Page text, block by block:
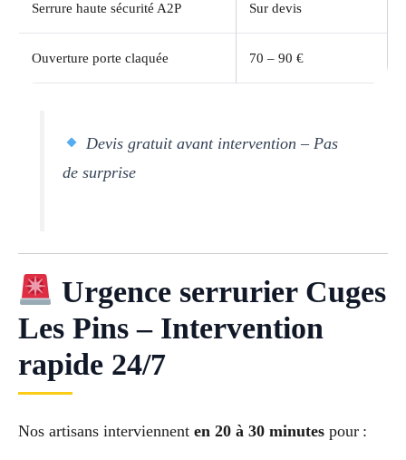
Serrure haute sécurité A2P Sur devis
Ouverture porte claquée 70 – 90 €
Devis gratuit avant intervention – Pas
de surprise
Urgence serrurier Cuges
Les Pins – Intervention
rapide 24/7
Nos artisans interviennent en 20 à 30 minutes pour :